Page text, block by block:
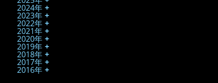
2024年
2023年
2022年
2021年
2020年
2019年
2018年
2017年
2016年